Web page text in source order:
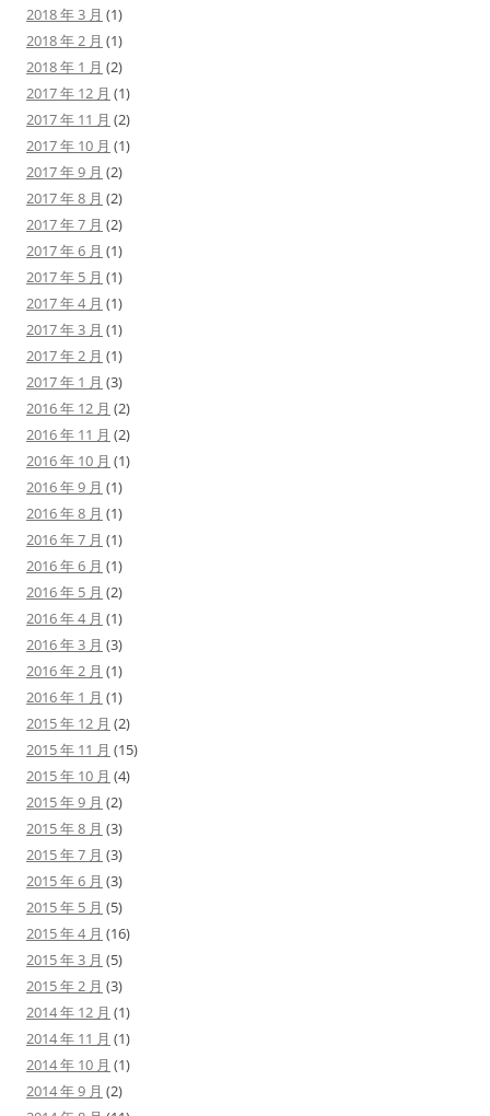
2018 年 3 月 (1)
2018 年 2 月 (1)
2018 年 1 月 (2)
2017 年 12 月 (1)
2017 年 11 月 (2)
2017 年 10 月 (1)
2017 年 9 月 (2)
2017 年 8 月 (2)
2017 年 7 月 (2)
2017 年 6 月 (1)
2017 年 5 月 (1)
2017 年 4 月 (1)
2017 年 3 月 (1)
2017 年 2 月 (1)
2017 年 1 月 (3)
2016 年 12 月 (2)
2016 年 11 月 (2)
2016 年 10 月 (1)
2016 年 9 月 (1)
2016 年 8 月 (1)
2016 年 7 月 (1)
2016 年 6 月 (1)
2016 年 5 月 (2)
2016 年 4 月 (1)
2016 年 3 月 (3)
2016 年 2 月 (1)
2016 年 1 月 (1)
2015 年 12 月 (2)
2015 年 11 月 (15)
2015 年 10 月 (4)
2015 年 9 月 (2)
2015 年 8 月 (3)
2015 年 7 月 (3)
2015 年 6 月 (3)
2015 年 5 月 (5)
2015 年 4 月 (16)
2015 年 3 月 (5)
2015 年 2 月 (3)
2014 年 12 月 (1)
2014 年 11 月 (1)
2014 年 10 月 (1)
2014 年 9 月 (2)